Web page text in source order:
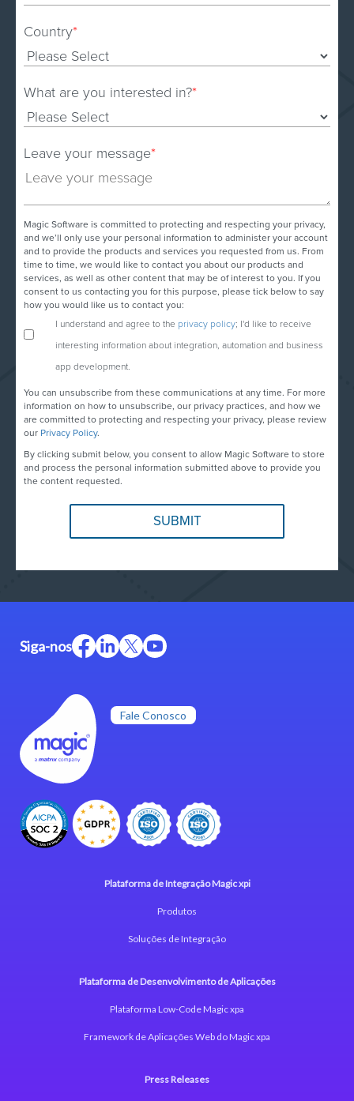
Country*
What are you interested in?*
Leave your message*
Magic Software is committed to protecting and respecting your privacy,
and we’ll only use your personal information to administer your account
and to provide the products and services you requested from us. From
time to time, we would like to contact you about our products and
services, as well as other content that may be of interest to you. If you
consent to us contacting you for this purpose, please tick below to say
how you would like us to contact you:
I understand and agree to the privacy policy; I'd like to receive
interesting information about integration, automation and business
app development.
You can unsubscribe from these communications at any time. For more
information on how to unsubscribe, our privacy practices, and how we
are committed to protecting and respecting your privacy, please review
our Privacy Policy.
By clicking submit below, you consent to allow Magic Software to store
and process the personal information submitted above to provide you
the content requested.
Fale Conosco
Siga-nos
Plataforma de Integração Magic xpi
Produtos
Soluções de Integração
Plataforma de Desenvolvimento de Aplicações
Plataforma Low-Code Magic xpa
Framework de Aplicações Web do Magic xpa
Press Releases